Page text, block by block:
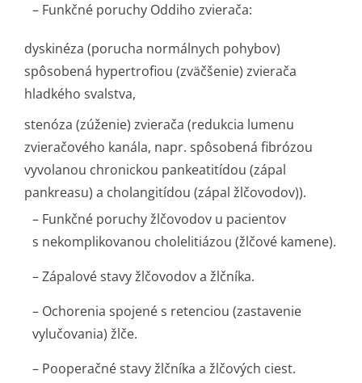
– Funkčné poruchy Oddiho zvierača:
dyskinéza (porucha normálnych pohybov)
spôsobená hypertrofiou (zväčšenie) zvierača
hladkého svalstva,
stenóza (zúženie) zvierača (redukcia lumenu
zvieračového kanála, napr. spôsobená fibrózou
vyvolanou chronickou pankeatitídou (zápal
pankreasu) a cholangitídou (zápal žlčovodov)).
– Funkčné poruchy žlčovodov u pacientov
s nekomplikovanou cholelitiázou (žlčové kamene).
– Zápalové stavy žlčovodov a žlčníka.
– Ochorenia spojené s retenciou (zastavenie
vylučovania) žlče.
– Pooperačné stavy žlčníka a žlčových ciest.